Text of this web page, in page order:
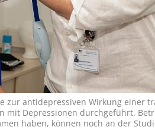
zur antidepressiven Wirkung einer
mit Depressionen durchgeführt.
haben, können noch an der